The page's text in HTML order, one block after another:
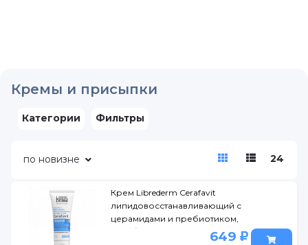
Кремы и присыпки
Категории Фильтры
по новизне 24
Крем Librederm Cerafavit
липидовосстанавливающий с
церамидами и пребиотиком,
лицо/тело, 75мл
649